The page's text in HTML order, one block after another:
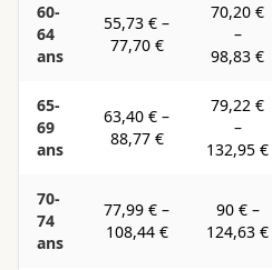
60-
64
ans
55,73 € –
77,70 €
70,20 €
–
98,83 €
65-
69
ans
63,40 € –
88,77 €
79,22 €
–
132,95 €
70-
74
ans
77,99 € –
108,44 €
90 €–
124,63 €